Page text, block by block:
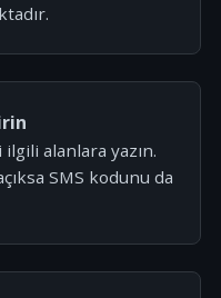
ilgili alanlara yazın.
SMS kodunu da